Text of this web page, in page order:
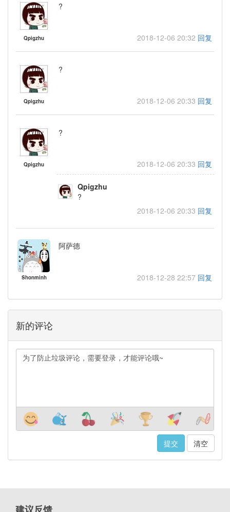
Qpigzhu
?
2018-12-06 20:32 回复
Qpigzhu
?
2018-12-06 20:33 回复
Qpigzhu
?
2018-12-06 20:33 回复
Qpigzhu
?
2018-12-06 20:33 回复
Shonminh
阿萨德
2018-12-28 22:57 回复
新的评论
清空
建议反馈